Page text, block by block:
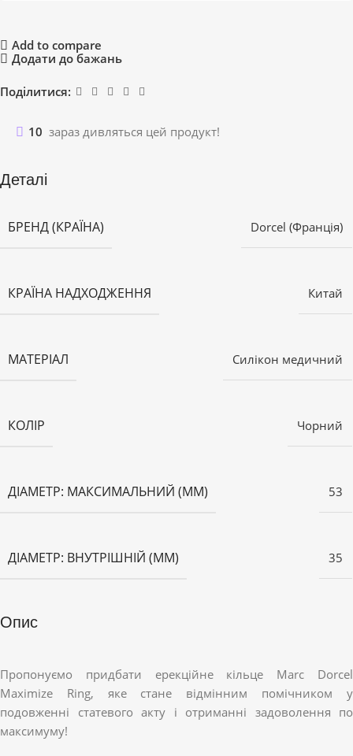
Add to compare
Додати до бажань
Поділитися:
10 зараз дивляться цей продукт!
Деталі
БРЕНД (КРАЇНА) Dorcel (Франція)
КРАЇНА НАДХОДЖЕННЯ Китай
МАТЕРІАЛ Силікон медичний
КОЛІР Чорний
ДІАМЕТР: МАКСИМАЛЬНИЙ (ММ) 53
ДІАМЕТР: ВНУТРІШНІЙ (ММ) 35
Опис
Пропонуємо придбати ерекційне кільце Marc Dorcel
Maximize Ring, яке стане відмінним помічником у
подовженні статевого акту і отриманні задоволення по
максимуму!